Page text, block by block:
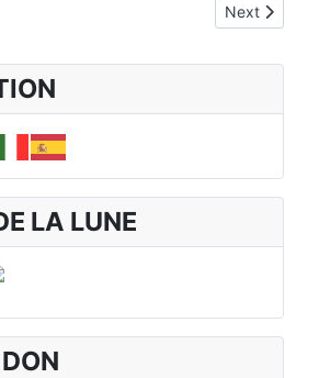
d'Intégration Next article:
Next
LA LUNE